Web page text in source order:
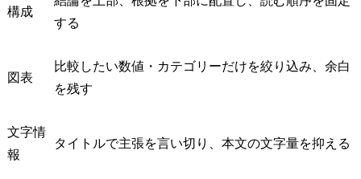
構成
する
図表
比較したい数値・カテゴリーだけを絞り込み、余白
を残す
文字情
報
タイトルで主張を言い切り、本文の文字量を抑える